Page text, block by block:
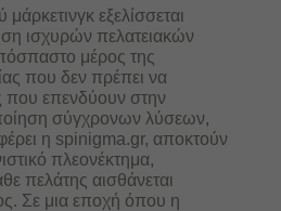
εξελίσσεται
ισχυρών πελατειακών
μέρος της
που δεν πρέπει να
που επενδύουν στην
σύγχρονων λύσεων,
η spinigma.gr, αποκτούν
πλεονέκτημα,
πελάτης αισθάνεται
Σε μια εποχή όπου η